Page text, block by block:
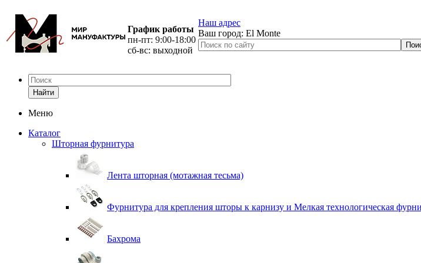
График работы
пн-пт: 9:00-18:00
сб-вс: выходной
Наш адрес
Ваш город: El Monte
Найти
Меню
Каталог
Шторная фурнитура
Лента шторная (мотажная тесьма)
Фурнитура для крепления шторы к карнизу и Мелкая технологическая
Бахрома